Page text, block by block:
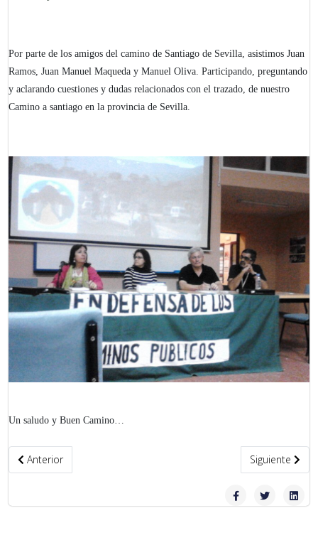
Por parte de los amigos del camino de Santiago de Sevilla, asistimos Juan
Ramos, Juan Manuel Maqueda y Manuel Oliva. Participando, preguntando
y aclarando cuestiones y dudas relacionados con el trazado, de nuestro
Camino a santiago en la provincia de Sevilla.
Un saludo y Buen Camino…
Artículo anterior: Ruta de Navidad Antequera – Villanueva de
Anterior Artículo
Siguiente